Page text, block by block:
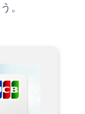
。